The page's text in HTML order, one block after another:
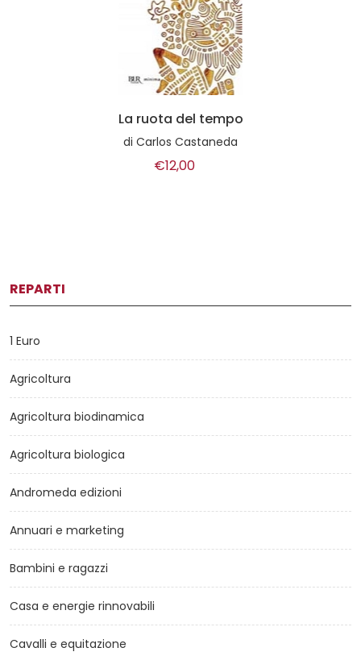
La ruota del tempo
di Carlos Castaneda
€12,00
REPARTI
1 Euro
Agricoltura
Agricoltura biodinamica
Agricoltura biologica
Andromeda edizioni
Annuari e marketing
Bambini e ragazzi
Casa e energie rinnovabili
Cavalli e equitazione